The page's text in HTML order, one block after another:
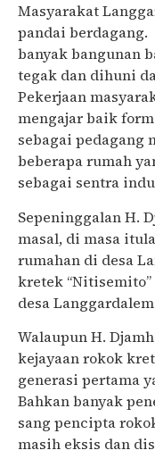
Masyarakat
pandai
banyak bangunan
tegak dan dihuni
Pekerjaan
mengajar baik
sebagai pedagang
beberapa rumah
sebagai sentra
Sepeninggalan H.
masal, di masa
rumahan di desa
kretek
desa
Walaupun H.
kejayaan rokok
generasi pertama
Bahkan banyak
sang pencipta
masih eksis dan